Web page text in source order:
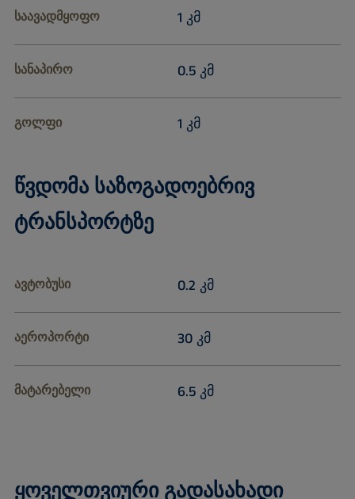
საავადმყოფო 1 კმ
სანაპირო 0.5 კმ
გოლფი 1 კმ
წვდომა საზოგადოებრივ
ტრანსპორტზე
ავტობუსი 0.2 კმ
აეროპორტი 30 კმ
მატარებელი 6.5 კმ
ყოველთვიური გადასახადი